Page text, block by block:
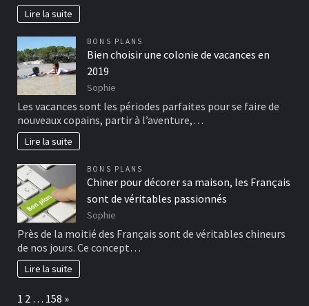
Lire la suite
BONS PLANS
Bien choisir une colonie de vacances en
2019
Sophie
Les vacances sont les périodes parfaites pour se faire de
nouveaux copains, partir à l’aventure,…
Lire la suite
BONS PLANS
Chiner pour décorer sa maison, les Français
sont de véritables passionnés
Sophie
Près de la moitié des Français sont de véritables chineurs
de nos jours. Ce concept…
Lire la suite
Page:
1 2 … 158 Next
»